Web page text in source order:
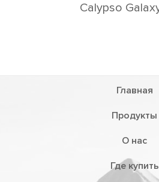
Calypso
Главная
Продукты
О нас
Где купить